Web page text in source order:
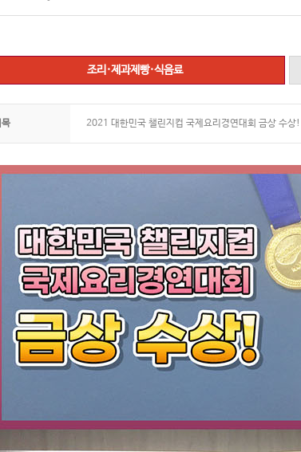
조리·제과제빵·식음료
2021 대한민국 챌린지컵 국제요리경연대회 금상 수상!